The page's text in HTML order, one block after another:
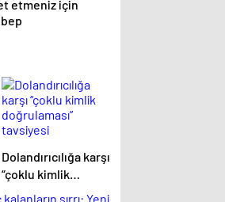
etmeniz için
Dolandırıcılığa karşı
“çoklu kimlik
doğrulaması”